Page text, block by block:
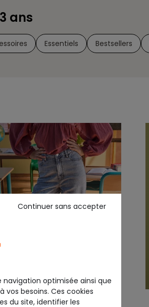
ans
Essentiels Bestsellers
TAPE A L'OEIL
navigation optimisée ainsi que
besoins. Ces cookies
du site, identifier les
Continuer sans accepter